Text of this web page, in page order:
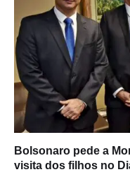
Bolsonaro pede a
visita dos filhos no